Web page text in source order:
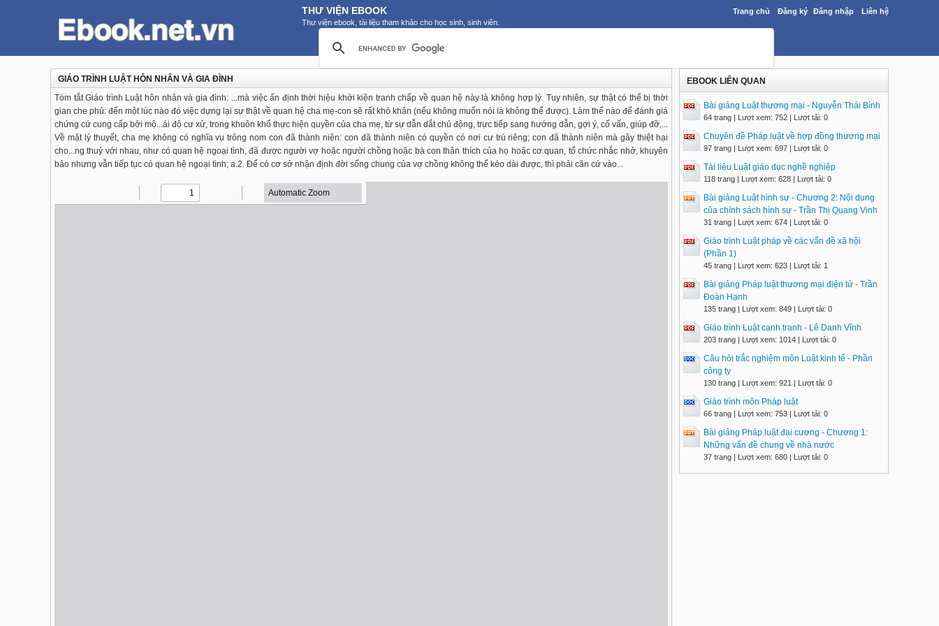
Trang chủ Đăng ký Đăng nhập Liên hệ
THƯ VIỆN EBOOK
Thư viện ebook, tài liệu tham khảo cho học sinh, sinh viên.
GIÁO TRÌNH LUẬT HÔN NHÂN VÀ GIA ĐÌNH
Tóm tắt Giáo trình Luật hôn nhân và gia đình: ...mà việc ấn định thời hiệu khởi kiện tranh chấp về quan hệ này là không hợp lý. Tuy nhiên, sự thật có thể bị thời
gian che phủ: đến một lúc nào đó việc dựng lại sự thật về quan hệ cha mẹ-con sẽ rất khó khăn (nếu không muốn nói là không thể được). Làm thế nào để đánh giá
chứng cứ cung cấp bởi mộ...ái độ cư xử, trong khuôn khổ thực hiện quyền của cha mẹ, từ sự dẫn dắt chủ động, trực tiếp sang hướng dẫn, gợi ý, cố vấn, giúp đỡ,...
Về mặt lý thuyết, cha mẹ không có nghĩa vụ trông nom con đã thành niên: con đã thành niên có quyền có nơi cư trú riêng; con đã thành niên mà gây thiệt hại
cho...ng thuỷ với nhau, như có quan hệ ngoại tình, đã được người vợ hoặc người chồng hoặc bà con thân thích của họ hoặc cơ quan, tổ chức nhắc nhở, khuyên
bảo nhưng vẫn tiếp tục có quan hệ ngoại tình; a.2. Để có cơ sở nhận định đời sống chung của vợ chồng không thể kéo dài được, thì phải căn cứ vào...
EBOOK LIÊN QUAN
Bài giảng Luật thương mại - Nguyễn Thái Bình
64 trang | Lượt xem: 752 | Lượt tải: 0
Chuyên đề Pháp luật về hợp đồng thương mại
97 trang | Lượt xem: 697 | Lượt tải: 0
Tài liệu Luật giáo dục nghề nghiệp
118 trang | Lượt xem: 628 | Lượt tải: 0
Bài giảng Luật hình sự - Chương 2: Nội dung
của chính sách hình sự - Trần Thị Quang Vinh
31 trang | Lượt xem: 674 | Lượt tải: 0
Giáo trình Luật pháp về các vấn đề xã hội
(Phần 1)
45 trang | Lượt xem: 623 | Lượt tải: 1
Bài giảng Pháp luật thương mại điện tử - Trần
Đoàn Hạnh
135 trang | Lượt xem: 849 | Lượt tải: 0
Giáo trình Luật cạnh tranh - Lê Danh Vĩnh
203 trang | Lượt xem: 1014 | Lượt tải: 0
Câu hỏi trắc nghiệm môn Luật kinh tế - Phần
công ty
130 trang | Lượt xem: 921 | Lượt tải: 0
Giáo trình môn Pháp luật
66 trang | Lượt xem: 753 | Lượt tải: 0
Bài giảng Pháp luật đại cương - Chương 1:
Những vấn đề chung về nhà nước
37 trang | Lượt xem: 680 | Lượt tải: 0